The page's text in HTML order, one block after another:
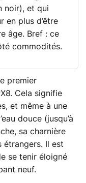
noir), et qui
en plus d’être
âge. Bref : ce
commodités.
premier
Cela signifie
et même à une
douce (jusqu’à
sa charnière
étrangers. Il est
se tenir éloigné
neuf.